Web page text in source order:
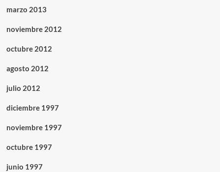
marzo 2013
noviembre 2012
octubre 2012
agosto 2012
julio 2012
diciembre 1997
noviembre 1997
octubre 1997
junio 1997